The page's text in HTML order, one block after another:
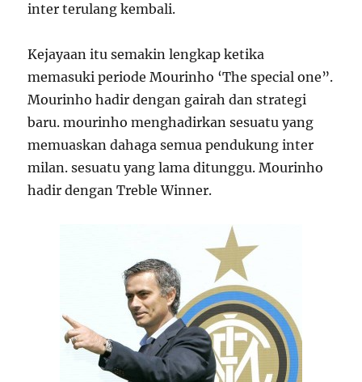
inter terulang kembali.
Kejayaan itu semakin lengkap ketika
memasuki periode Mourinho ‘The special one”.
Mourinho hadir dengan gairah dan strategi
baru. mourinho menghadirkan sesuatu yang
memuaskan dahaga semua pendukung inter
milan. sesuatu yang lama ditunggu. Mourinho
hadir dengan Treble Winner.